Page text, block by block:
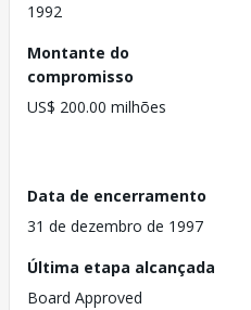
1992
Montante do
compromisso
US$ 200.00 milhões
Data de encerramento
31 de dezembro de 1997
Última etapa alcançada
Board Approved